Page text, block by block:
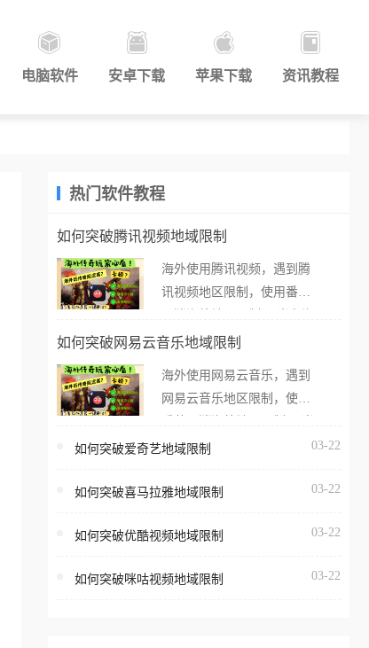
电脑软件 安卓下载 苹果下载 资讯教程
热门软件教程
如何突破腾讯视频地域限制
海外使用腾讯视频，遇到腾
讯视频地区限制，使用番茄
外打开腾讯视频，却突然弹
地区无法播放”的提示语。
海外用户如香港、澳门、台
亚、欧洲等国家和地区时，
台一样，出现地区及版权限
地区播放。 遇到这个问题的
如何突破网易云音乐地域限制
海外使用网易云音乐，遇到
网易云音乐地区限制，使用
在海外打开网易云音乐，却
所在的地区无法播放”的提示
门、台湾、美国、加拿大、
区时，网易云音乐也会像其
如何突破爱奇艺地域限制 03-22
如何突破喜马拉雅地域限制 03-22
如何突破优酷视频地域限制 03-22
如何突破咪咕视频地域限制 03-22